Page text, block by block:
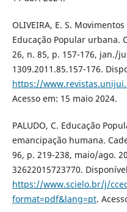
OLIVEIRA, E. S.
Educação Popular urbana.
26, n. 85, p. 157-176, jan./
1309.2011.85.157-176.
https://
Acesso em: 15 maio 2024.
PALUDO, C. Educação
emancipação humana.
96, p. 219-238, maio/ago.
32622015723770.
https://www.scielo.br/j/
format=pdf&lang=pt.